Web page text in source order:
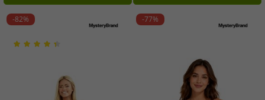
-82% -77%